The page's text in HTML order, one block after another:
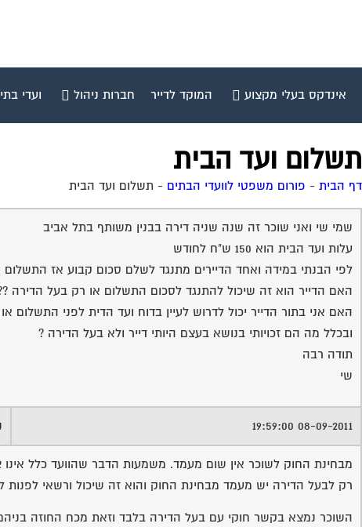
אינדקס בעלי מקצוע המוקד לדייר חברות ניהול ועדי
תשלום ועד הבית
דף הבית - פורום משפטי לוועדי הבתים - תשלום ועד הבית
שמי שי ואני שוכר זה שנה שניה דירה בבנין משותף בתל אביב
עלות ועד הבית הוא 150 ש"ח לחודש
לפי הבנתי במידה ואחד הדיירים מתנגד לשלם סכום קבוע אז התשלום
האם הדייר הוא זה שיכול להתנגד לסכום התשלום או רק בעל הדירה
האם אני בתור הדייר יכול לדרוש לעיין בדוח ועד הדית לפני התשלום
ובכלל מה הם זכויותי בנושא בעצם היותי דייר ולא בעל הדירה ?
תודה רבה
שי
08-09-2011 19:59:00
מבחינת החוק לשוכר אין שום מעמד. משמעות הדבר שהוועד כלל אינו
רק לבעל הדירה יש מעמד מבחינת החוק והוא זה שיכול ורשאי לפנות
השוכר נמצא בקשר חוקי עם בעל הדירה בלבד וזאת מכח החוזה